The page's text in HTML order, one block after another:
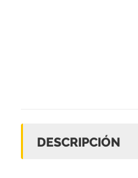
DESCRIPCIÓN